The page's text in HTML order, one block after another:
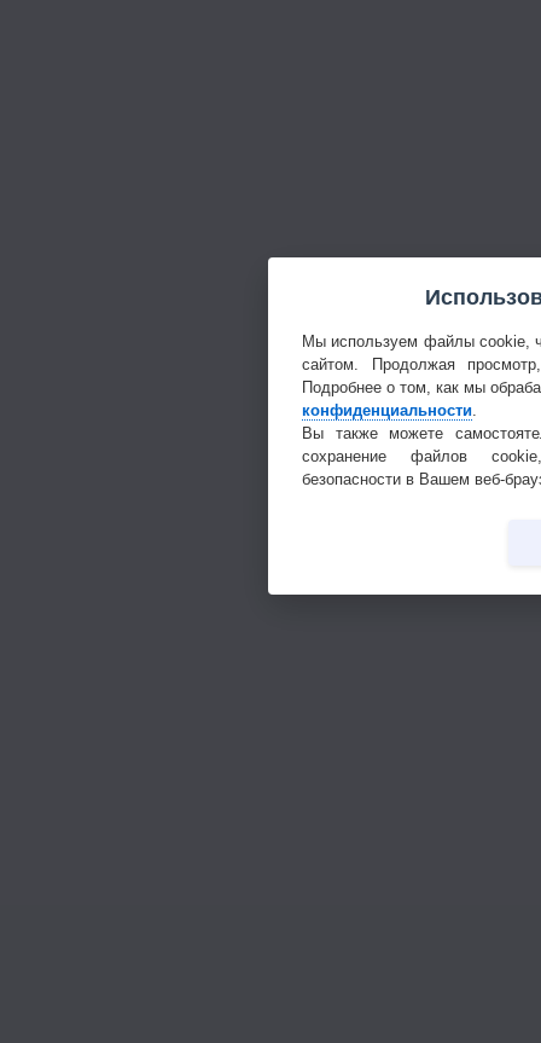
Мы используем файлы cookie,
сайтом. Продолжая
Подробнее о том, как мы
конфиденциальности
Вы также можете
сохранение файлов
безопасности в Вашем веб-